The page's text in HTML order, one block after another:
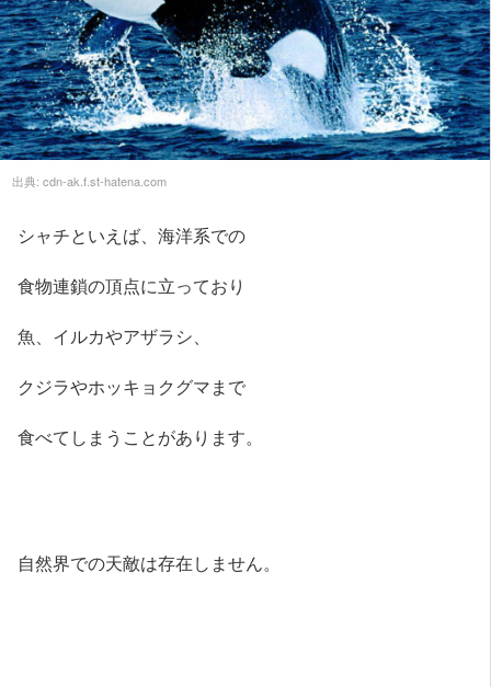
出典: cdn-ak.f.st-hatena.com
シャチといえば、海洋系での
食物連鎖の頂点に立っており
魚、イルカやアザラシ、
クジラやホッキョクグマまで
食べてしまうことがあります。
自然界での天敵は存在しません。